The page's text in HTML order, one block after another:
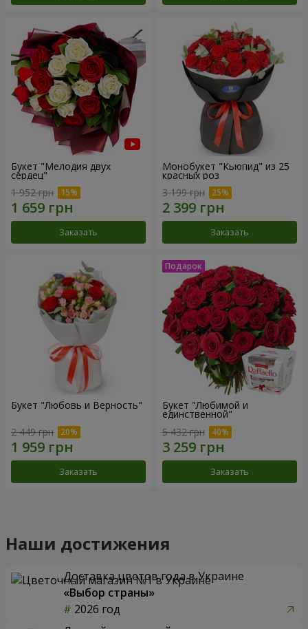
Букет "Мелодия двух
сердец"
1 952 грн
Заказать
Монобукет "Кьюпид" из 25
красных роз
3 199 грн
Заказать
Букет "Любовь и Верность"
2 449 грн
Заказать
Букет "Любимой и
единственной"
5 432 грн
Заказать
Наши достижения
Доставка цветов года в Украине
«Выбор страны»
2026 год